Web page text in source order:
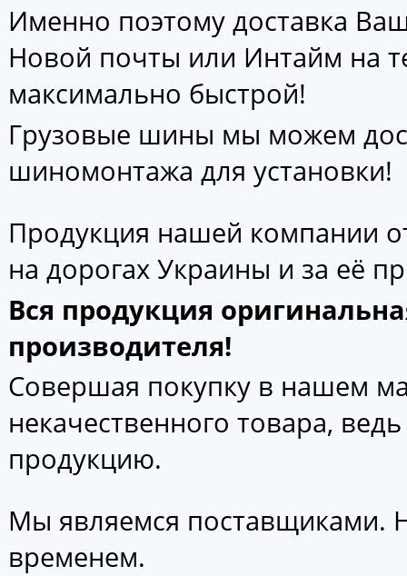
Именно поэтому доставка
Новой почты или Интайм на
максимально быстрой!
Грузовые шины мы можем
шиномонтажа для установки!
Продукция нашей компании
на дорогах Украины и за её
Вся продукция
производителя!
Совершая покупку в нашем
некачественного товара,
продукцию.
Мы являемся поставщиками.
временем.